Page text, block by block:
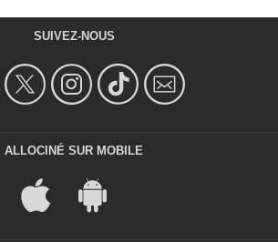
SUIVEZ-NOUS
ALLOCINÉ SUR MOBILE